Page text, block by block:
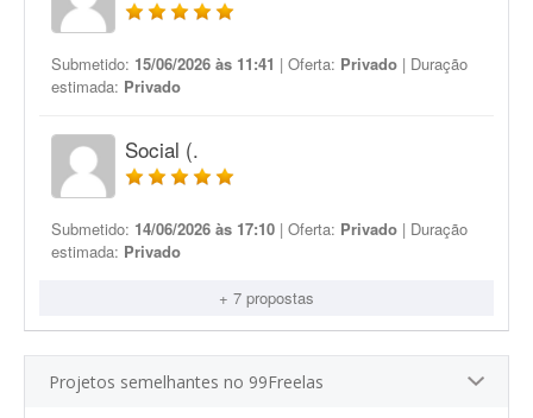
Submetido: 15/06/2026 às 11:41 | Oferta: Privado | Duração
estimada: Privado
Social (.
Submetido: 14/06/2026 às 17:10 | Oferta: Privado | Duração
estimada: Privado
+ 7 propostas
Projetos semelhantes no 99Freelas